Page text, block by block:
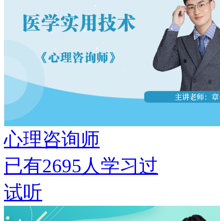
心理咨询师
已有2695 人学习过
试听